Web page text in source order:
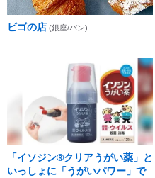
ビゴの店 (銀座/パン)
「イソジン®クリアうがい薬」と
いっしょに「うがいパワー」で